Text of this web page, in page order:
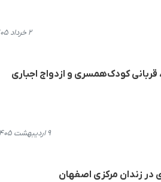
۲ خرداد ۱۴۰۵، ۲۱:۱۰
قربانی کودک‌همسری و ازدواج اجباری
۹ اردیبهشت ۱۴۰۵، ۱۹:۳۳
در زندان مرکزی اصفهان